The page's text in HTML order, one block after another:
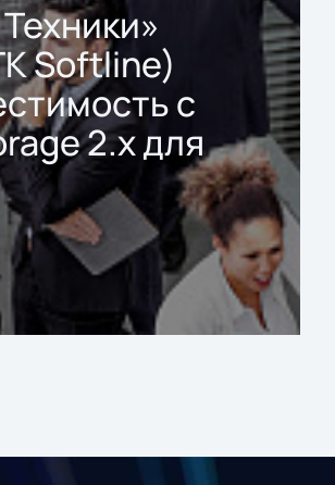
Softline)
с
2.x для